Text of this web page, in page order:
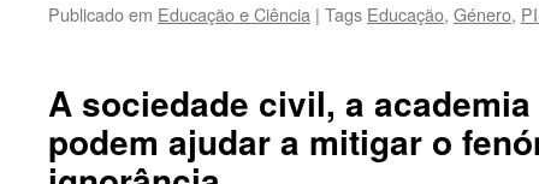
Publicado em Educação e Ciência | Tags Educação, Género,
A sociedade civil, a
podem ajudar a mitigar o